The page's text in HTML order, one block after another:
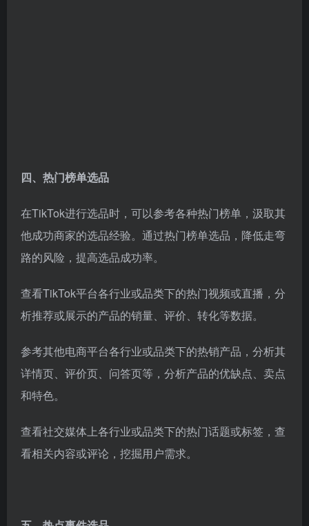
四、热门榜单选品
在TikTok进行选品时，可以参考各种热门榜单，汲取其
他成功商家的选品经验。通过热门榜单选品，降低走弯
路的风险，提高选品成功率。
查看TikTok平台各行业或品类下的热门视频或直播，分
析推荐或展示的产品的销量、评价、转化等数据。
参考其他电商平台各行业或品类下的热销产品，分析其
详情页、评价页、问答页等，分析产品的优缺点、卖点
和特色。
查看社交媒体上各行业或品类下的热门话题或标签，查
看相关内容或评论，挖掘用户需求。